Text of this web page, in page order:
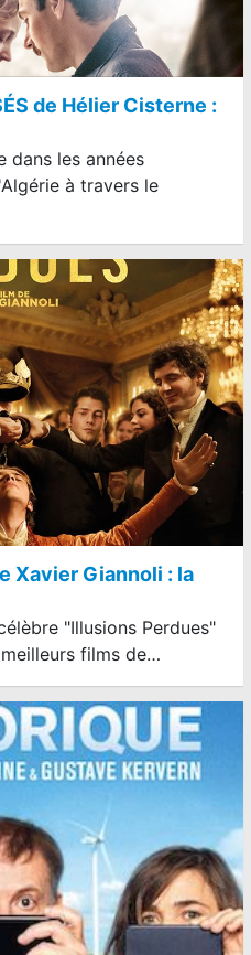
de Hélier Cisterne :
dans les années
à travers le
Xavier Giannoli : la
"Illusions Perdues"
films de…